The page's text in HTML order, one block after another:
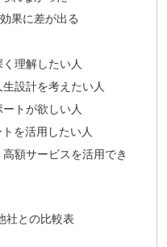
果に差が出る
理解したい人
設計を考えたい人
トが欲しい人
を活用したい人
額サービスを活用でき
社との比較表